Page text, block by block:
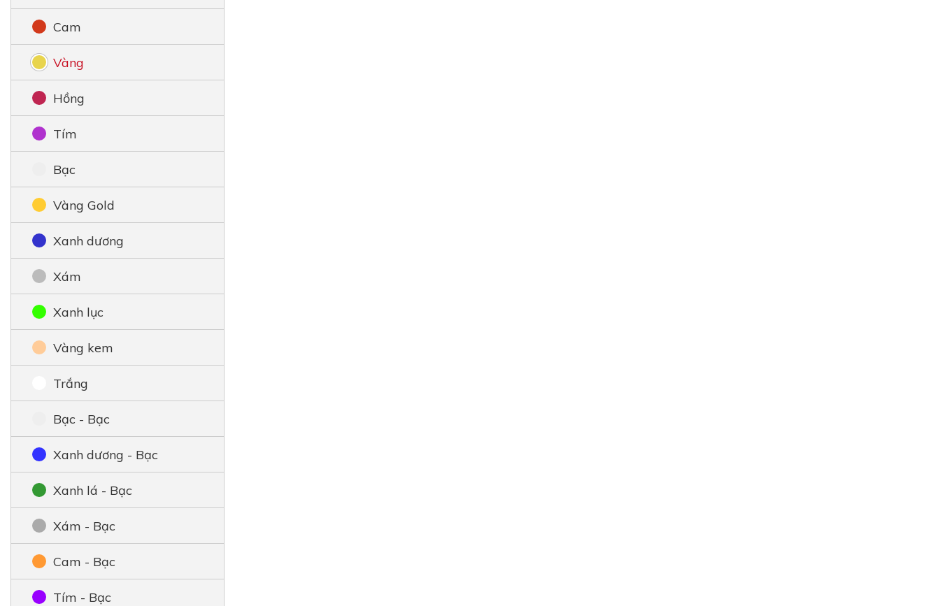
Cam
Vàng
Hồng
Tím
Bạc
Vàng Gold
Xanh dương
Xám
Xanh lục
Vàng kem
Trắng
Bạc - Bạc
Xanh dương - Bạc
Xanh lá - Bạc
Xám - Bạc
Cam - Bạc
Tím - Bạc